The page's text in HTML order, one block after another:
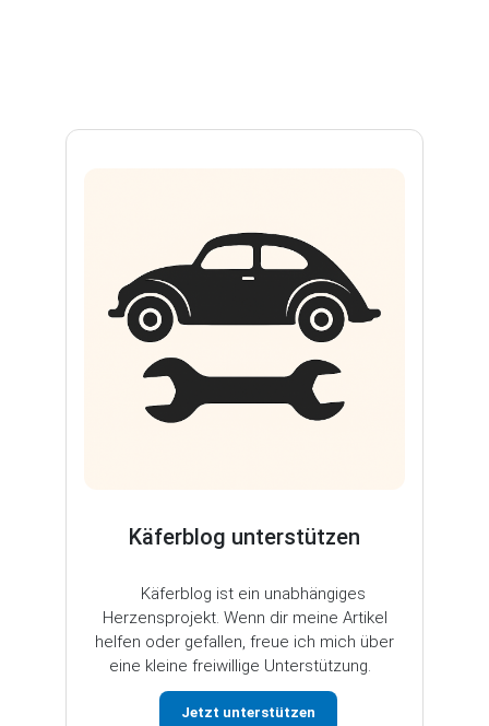
Käferblog unterstützen
Käferblog ist ein unabhängiges
Herzensprojekt. Wenn dir meine Artikel
helfen oder gefallen, freue ich mich über
eine kleine freiwillige Unterstützung.
Jetzt unterstützen